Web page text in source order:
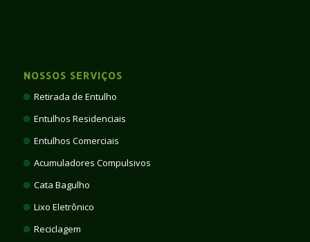
NOSSOS SERVIÇOS
Retirada de Entulho
Entulhos Residenciais
Entulhos Comerciais
Acumuladores Compulsivos
Cata Bagulho
Lixo Eletrônico
Reciclagem